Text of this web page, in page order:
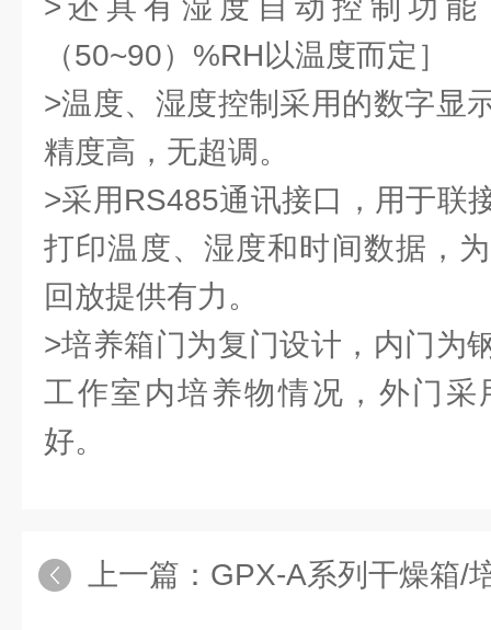
>还具有湿度自动控制功
（50~90）%RH以温度而定］
>温度、湿度控制采用的数字显
精度高，无超调。
>采用RS485通讯接口，用于联
打印温度、湿度和时间数据，
回放提供有力。
>培养箱门为复门设计，内门为
工作室内培养物情况，外门采
好。
上一篇： GPX-A系列干燥箱/